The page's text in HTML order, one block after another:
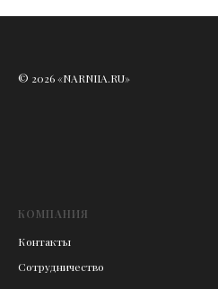
© 2026 «NARNIIA.RU»
КОМПАНИЯ
Контакты
Сотрудничество